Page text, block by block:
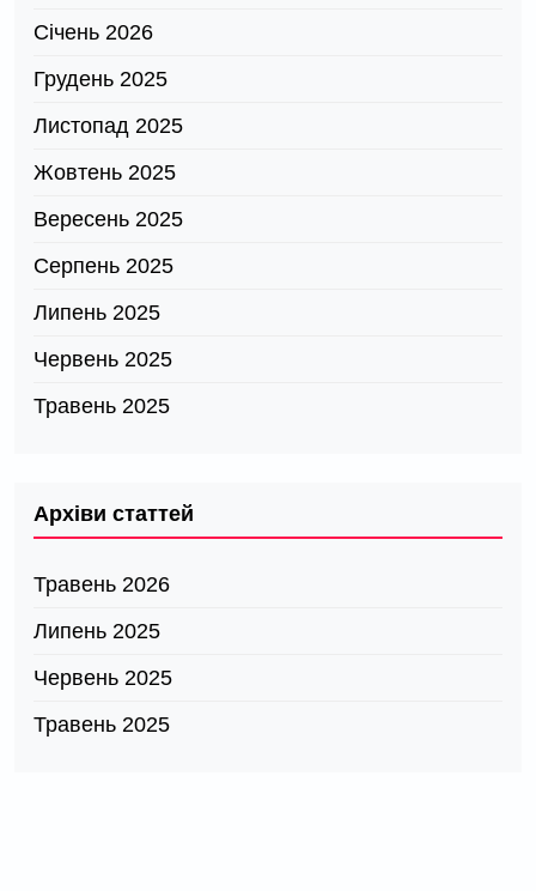
Січень 2026
Грудень 2025
Листопад 2025
Жовтень 2025
Вересень 2025
Серпень 2025
Липень 2025
Червень 2025
Травень 2025
Архіви статтей
Травень 2026
Липень 2025
Червень 2025
Травень 2025